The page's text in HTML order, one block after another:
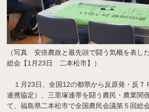
（写真 安倍農政と最先頭で闘う気概を表し
総会【1月23日 二本松市】）
１月23日、全国12の都県から反原発・反Ｔ
連携協定）、三里塚連帯を闘う農民・農業関
て、福島県二本松市で全国農民会議第５回総